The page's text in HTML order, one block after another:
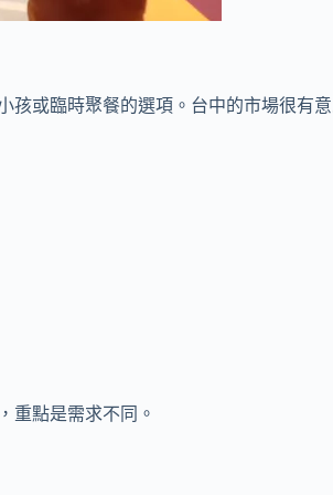
或臨時聚餐的選項。台中的市場很有
重點是需求不同。